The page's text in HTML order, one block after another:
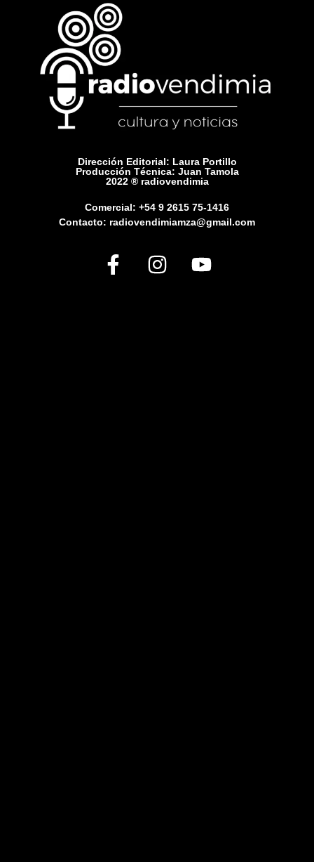
Dirección Editorial: Laura Portillo
Producción Técnica: Juan Tamola
2022 ® radiovendimia
Comercial: +54 9 2615 75-1416
Contacto: radiovendimiamza@gmail.com